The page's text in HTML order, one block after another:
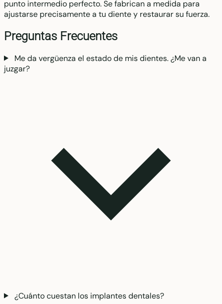
punto intermedio perfecto. Se fabrican a medida para
ajustarse precisamente a tu diente y restaurar su fuerza.
Preguntas Frecuentes
Me da vergüenza el estado de mis dientes. ¿Me van a
juzgar?
¿Cuánto cuestan los implantes dentales?